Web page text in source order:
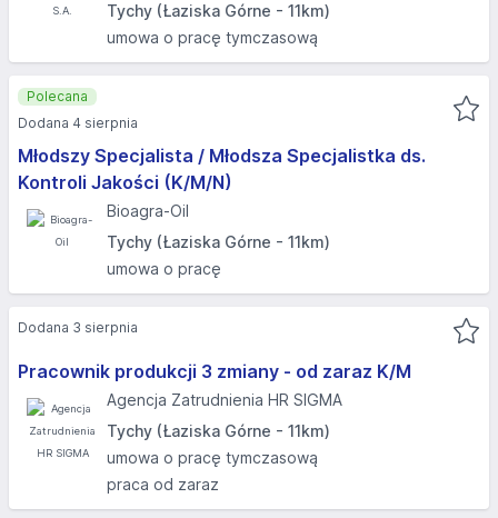
Tychy (Łaziska Górne - 11km)
umowa o pracę tymczasową
Młodszy Specjalista / Młodsza Specjalistka ds.
Kontroli Jakości (K/M/N)
Bioagra-Oil
Tychy (Łaziska Górne - 11km)
umowa o pracę
Polecana
Dodana 4 sierpnia
Pracownik produkcji 3 zmiany - od zaraz K/M
Agencja Zatrudnienia HR SIGMA
Tychy (Łaziska Górne - 11km)
umowa o pracę tymczasową
praca od zaraz
Dodana 3 sierpnia